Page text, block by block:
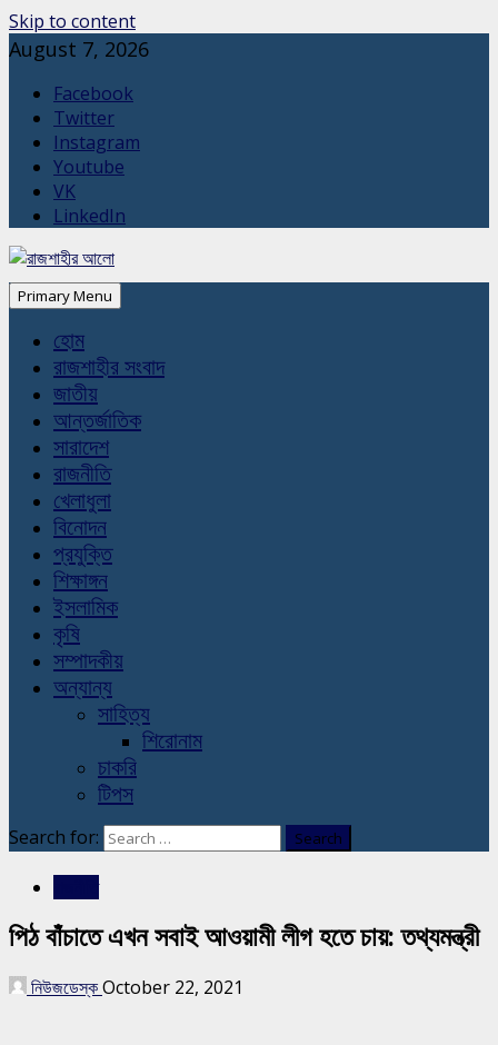
Skip to content
August 7, 2026
Facebook
Twitter
Instagram
Youtube
VK
LinkedIn
Primary Menu
হোম
রাজশাহীর সংবাদ
জাতীয়
আন্তর্জাতিক
সারাদেশ
রাজনীতি
খেলাধুলা
বিনোদন
প্রযুক্তি
শিক্ষাঙ্গন
ইসলামিক
কৃষি
সম্পাদকীয়
অন্যান্য
সাহিত্য
শিরোনাম
চাকরি
টিপস
Search for:
পিঠ বাঁচাতে এখন সবাই আওয়ামী লীগ হতে চায়: তথ্যমন্ত্রী
নিউজডেস্কOctober 22, 2021